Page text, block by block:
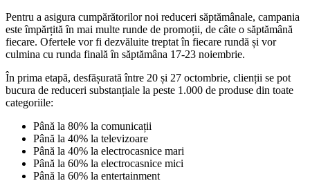
Pentru a asigura cumpărătorilor noi reduceri săptămânale, campania
este împărțită în mai multe runde de promoții, de câte o săptămână
fiecare. Ofertele vor fi dezvăluite treptat în fiecare rundă și vor
culmina cu runda finală în săptămâna 17-23 noiembrie.
În prima etapă, desfășurată între 20 și 27 octombrie, clienții se pot
bucura de reduceri substanțiale la peste 1.000 de produse din toate
categoriile:
Până la 80% la comunicații
Până la 40% la televizoare
Până la 40% la electrocasnice mari
Până la 60% la electrocasnice mici
Până la 60% la entertainment